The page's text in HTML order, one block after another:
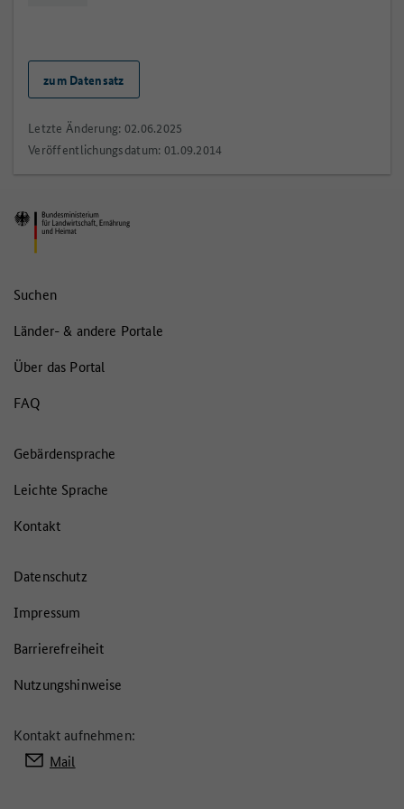
zum Datensatz
Letzte Änderung: 02.06.2025
Veröffentlichungsdatum: 01.09.2014
Suchen
Länder- & andere Portale
Über das Portal
FAQ
Gebärdensprache
Leichte Sprache
Kontakt
Datenschutz
Impressum
Barrierefreiheit
Nutzungshinweise
Kontakt aufnehmen:
Mail